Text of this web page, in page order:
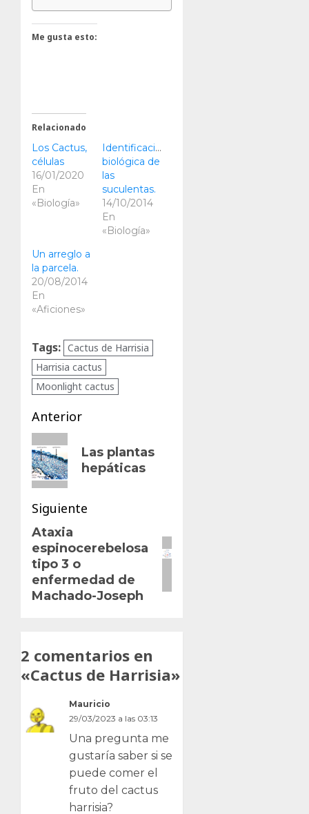
Me gusta esto:
Relacionado
Los Cactus,
células
16/01/2020
En
«Biología»
Identificación
biológica de
las
suculentas.
14/10/2014
En
«Biología»
Un arreglo a
la parcela.
20/08/2014
En
«Aficiones»
Tags: Cactus de Harrisia
Harrisia cactus
Moonlight cactus
Navegación
de
entradas
Anterior
Entrada
anterior:
Las plantas
hepáticas
Siguiente
Siguiente
entrada:
Ataxia
espinocerebelosa
tipo 3 o
enfermedad de
Machado-Joseph
2 comentarios en
«Cactus de Harrisia»
Mauricio
29/03/2023 a las 03:13
Una pregunta me
gustaría saber si se
puede comer el
fruto del cactus
harrisia?